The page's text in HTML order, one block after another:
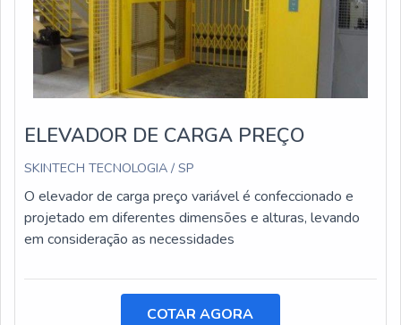
ELEVADOR DE CARGA PREÇO
SKINTECH TECNOLOGIA / SP
O elevador de carga preço variável é confeccionado e
projetado em diferentes dimensões e alturas, levando
em consideração as necessidades
COTAR AGORA